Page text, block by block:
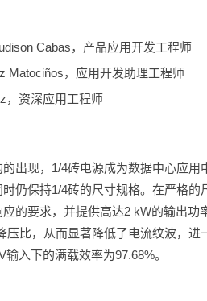
Cabas，产品应用开发工程师
Matociños，应用开发助理工程师
，资深应用工程师
的出现，1/4砖电源成为数据中心应
仍保持1/4砖的尺寸规格。在严格
应的要求，并提供高达2 kW的输出
压比，从而显著降低了电流纹波，
输入下的满载效率为97.68%。